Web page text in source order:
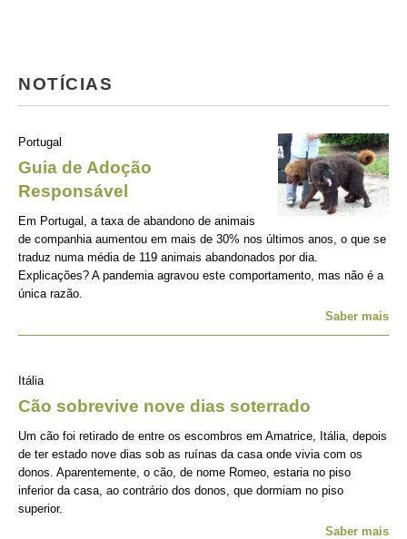
NOTÍCIAS
Portugal
Guia de Adoção
Responsável
Em Portugal, a taxa de abandono de animais
de companhia aumentou em mais de 30% nos últimos anos, o que se
traduz numa média de 119 animais abandonados por dia.
Explicações? A pandemia agravou este comportamento, mas não é a
única razão.
Saber mais
Itália
Cão sobrevive nove dias soterrado
Um cão foi retirado de entre os escombros em Amatrice, Itália, depois
de ter estado nove dias sob as ruínas da casa onde vivia com os
donos. Aparentemente, o cão, de nome Romeo, estaria no piso
inferior da casa, ao contrário dos donos, que dormiam no piso
superior.
Saber mais